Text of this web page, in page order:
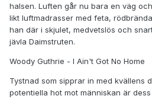
halsen. Luften går nu bara en väg
likt luftmadrasser med feta,
han där i skjulet, medvetslös och
jävla Daimstruten.
Woody Guthrie - I Ain't Got No Home
Tystnad som sipprar in med kvällens
potentiella hot mot människan är